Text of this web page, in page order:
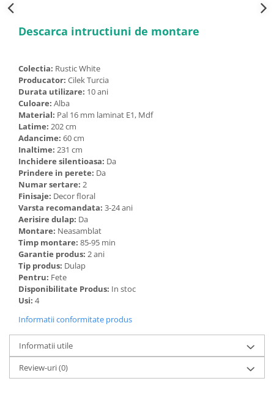
Descarca intructiuni de montare
Colectia: Rustic White
Producator: Cilek Turcia
Durata utilizare: 10 ani
Culoare: Alba
Material: Pal 16 mm laminat E1, Mdf
Latime: 202 cm
Adancime: 60 cm
Inaltime: 231 cm
Inchidere silentioasa: Da
Prindere in perete: Da
Numar sertare: 2
Finisaje: Decor floral
Varsta recomandata: 3-24 ani
Aerisire dulap: Da
Montare: Neasamblat
Timp montare: 85-95 min
Garantie produs: 2 ani
Tip produs: Dulap
Pentru: Fete
Disponibilitate Produs: In stoc
Usi: 4
Informatii conformitate produs
Informatii utile
Review-uri(0)